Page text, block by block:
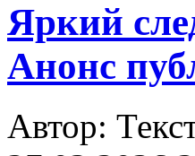
Яркий
Анонс
Автор: